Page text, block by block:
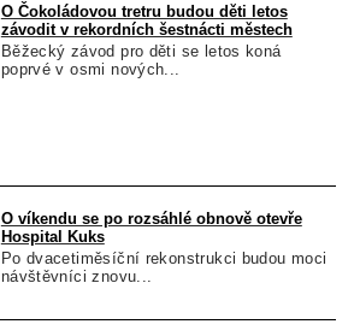
O Čokoládovou tretru budou děti letos
závodit v rekordních šestnácti městech
Běžecký závod pro děti se letos koná
poprvé v osmi nových...
O víkendu se po rozsáhlé obnově otevře
Hospital Kuks
Po dvacetiměsíční rekonstrukci budou moci
návštěvníci znovu...